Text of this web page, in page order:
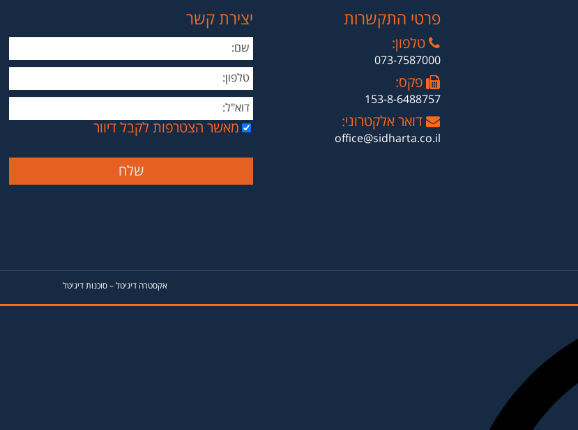
יצירת קשר
מאשר הצטרפות לקבל דיוור
פרטי התקשרות
טלפון:
073-7587000
פקס:
153-8-6488757
דואר אלקטרוני:
office@sidharta.co.il
אקסטרה דיגיטל– סוכנות דיגיטל